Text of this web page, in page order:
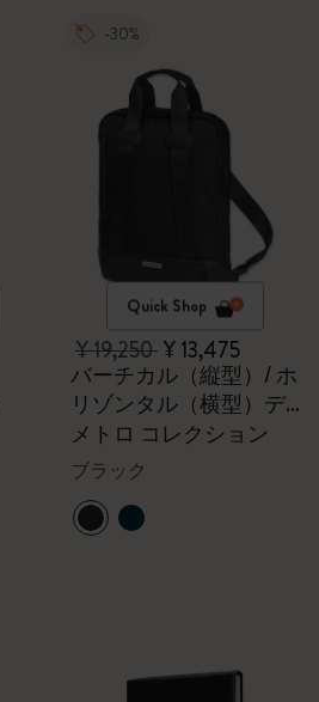
-30%
Quick Shop
¥ 19,250¥ 13,475
バーチカル（縦型）/ ホ
リゾンタル（横型）デ
バイス バック - 15イン
チ
メトロ コレクション
ブラック